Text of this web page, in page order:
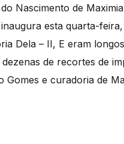
Nascimento de
esta quarta-
Dela – II, E eram
de recortes de
e curadoria de